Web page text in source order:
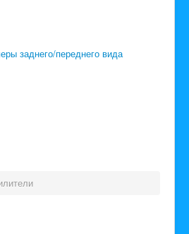
заднего/переднего вида